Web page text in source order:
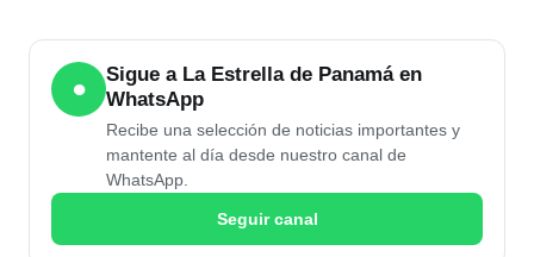
●
Sigue a La Estrella de Panamá en
WhatsApp
Recibe una selección de noticias importantes y
mantente al día desde nuestro canal de
WhatsApp.
Seguir canal